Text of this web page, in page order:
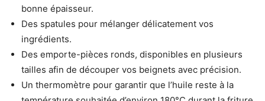
bonne épaisseur.
Des spatules pour mélanger délicatement vos
ingrédients.
Des emporte-pièces ronds, disponibles en plusieurs
tailles afin de découper vos beignets avec précision.
Un thermomètre pour garantir que l’huile reste à la